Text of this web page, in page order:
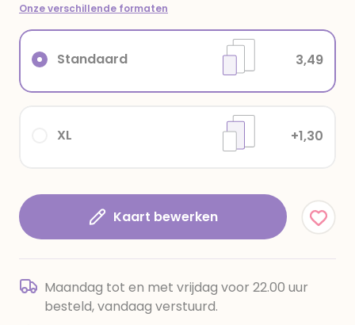
Onze verschillende formaten
XL +1,30
Standaard 3,49
Kaart bewerken
Maandag tot en met vrijdag voor 22.00 uur
besteld, vandaag verstuurd.